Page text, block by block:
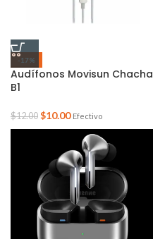
-17%
Audífonos Movisun Chacha
B1
$12.00 $10.00 Efectivo